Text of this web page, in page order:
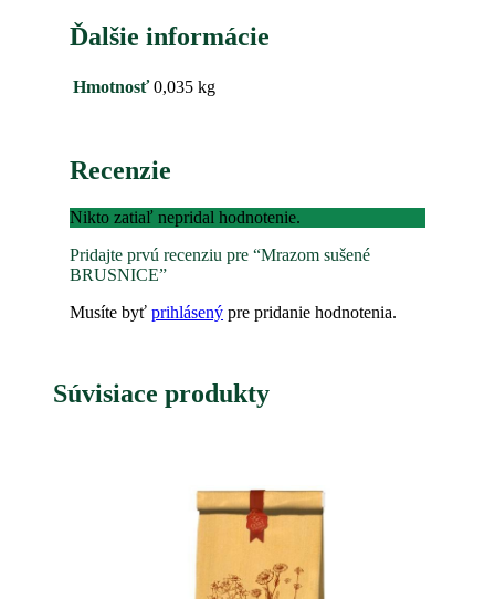
Ďalšie informácie
Hmotnosť 0,035 kg
Recenzie
Nikto zatiaľ nepridal hodnotenie.
Pridajte prvú recenziu pre “Mrazom sušené
BRUSNICE”
Musíte byť prihlásený pre pridanie hodnotenia.
Súvisiace produkty